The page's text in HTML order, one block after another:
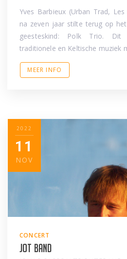
Yves Barbieux (Urban Trad,
na zeven jaar stilte terug op
geesteskind: Polk Trio.
traditionele en Keltische muziek
MEER INFO
2022
11
NOV
CONCERT
JOT Band